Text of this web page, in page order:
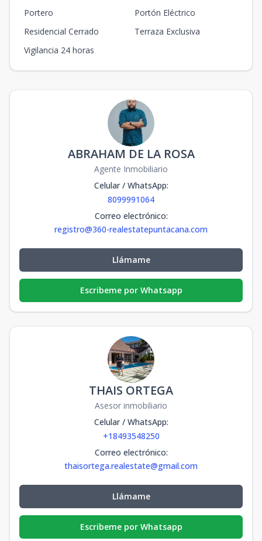
Portero
Portón Eléctrico
Residencial Cerrado
Terraza Exclusiva
Vigilancia 24 horas
ABRAHAM DE LA ROSA
Agente Inmobiliario
Celular / WhatsApp:
8099991064
Correo electrónico:
registro@360-realestatepuntacana.com
Llámame
Escribeme por Whatsapp
THAIS ORTEGA
Asesor inmobiliario
Celular / WhatsApp:
+18493548250
Correo electrónico:
thaisortega.realestate@gmail.com
Llámame
Escribeme por Whatsapp